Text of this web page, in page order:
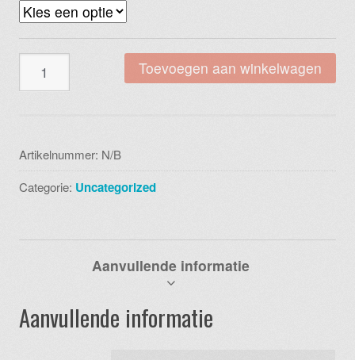
247862x5
999
schwarz
Toevoegen aan winkelwagen
Artikelnummer: N/B
Categorie: Uncategorized
Aanvullende informatie
Aanvullende informatie